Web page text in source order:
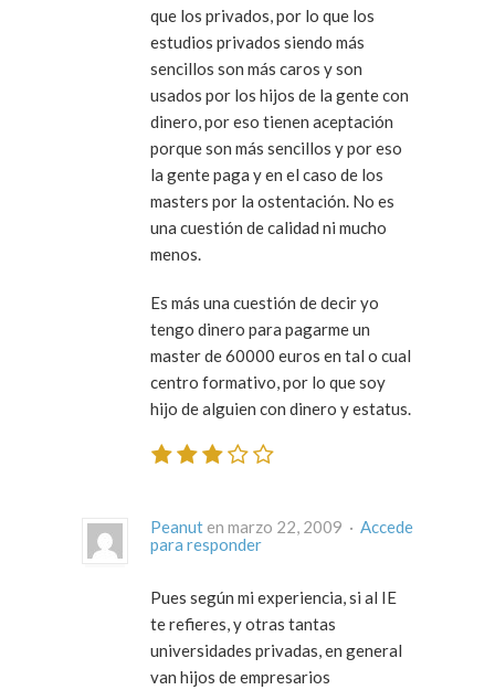
que los privados, por lo que los
estudios privados siendo más
sencillos son más caros y son
usados por los hijos de la gente con
dinero, por eso tienen aceptación
porque son más sencillos y por eso
la gente paga y en el caso de los
masters por la ostentación. No es
una cuestión de calidad ni mucho
menos.
Es más una cuestión de decir yo
tengo dinero para pagarme un
master de 60000 euros en tal o cual
centro formativo, por lo que soy
hijo de alguien con dinero y estatus.
Peanut en marzo 22, 2009 · Accede
para responder
Pues según mi experiencia, si al IE
te refieres, y otras tantas
universidades privadas, en general
van hijos de empresarios